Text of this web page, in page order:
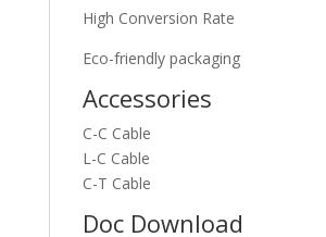
High Conversion Rate
Eco-friendly packaging
Accessories
C-C Cable
L-C Cable
C-T Cable
Doc Download